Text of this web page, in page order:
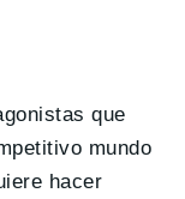
que
mundo
hacer